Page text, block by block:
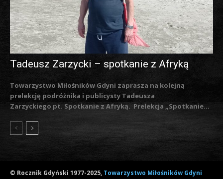
Tadeusz Zarzycki – spotkanie z Afryką
Towarzystwo Miłośników Gdyni zaprasza na kolejną
prelekcję podróżnika i publicysty Tadeusza
Zarzyckiego pt. Spotkanie z Afryką. Prelekcja „Spotkanie...
© Rocznik Gdyński 1977-2025, Towarzystwo Miłośników Gdyni